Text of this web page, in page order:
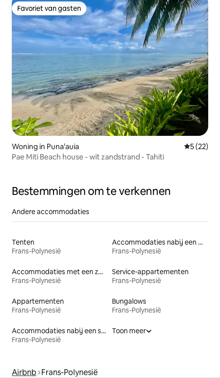
Favoriet van gasten
Favoriet van gasten
Woning in Puna'auia
5 (22)
Pae Miti Beach house - wit zandstrand - Tahiti
Bestemmingen om te verkennen
Andere accommodaties
Tenten
Frans-Polynesië
Accommodaties nabij een meer
Frans-Polynesië
Accommodaties met een zwembad
Frans-Polynesië
Service-appartementen
Frans-Polynesië
Appartementen
Frans-Polynesië
Bungalows
Frans-Polynesië
Accommodaties nabij een strand
Frans-Polynesië
Toon meer
Airbnb Frans-Polynesië